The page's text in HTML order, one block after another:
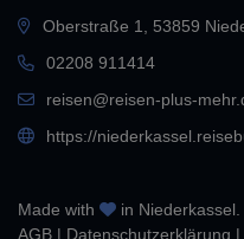
Oberstraße 1, 53859
02208 911414
reisen@reisen-plus-
https://
Made with
in Niederkassel.
AGB | Daten­schutz­erklärung |